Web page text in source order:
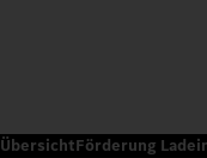
ÜbersichtFörderung